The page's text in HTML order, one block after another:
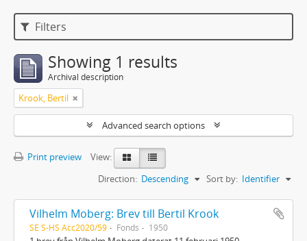
Filters
Showing 1 results
Archival description
Krook, Bertil
Advanced search options
Print preview
View:
Sort by: Identifier
Direction: Descending
Vilhelm Moberg: Brev till Bertil Krook
SE S-HS Acc2020/59 Fonds 1950